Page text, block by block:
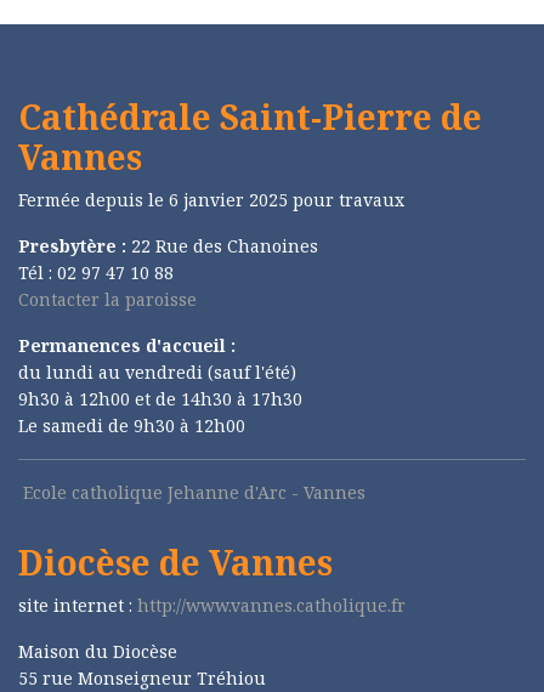
Cathédrale Saint-Pierre de
Vannes
Fermée depuis le 6 janvier 2025 pour travaux
Presbytère : 22 Rue des Chanoines
Tél : 02 97 47 10 88
Contacter la paroisse
Permanences d'accueil :
du lundi au vendredi (sauf l'été)
9h30 à 12h00 et de 14h30 à 17h30
Le samedi de 9h30 à 12h00
Ecole catholique Jehanne d'Arc - Vannes
Diocèse de Vannes
site internet : http://www.vannes.catholique.fr
Maison du Diocèse
55 rue Monseigneur Tréhiou